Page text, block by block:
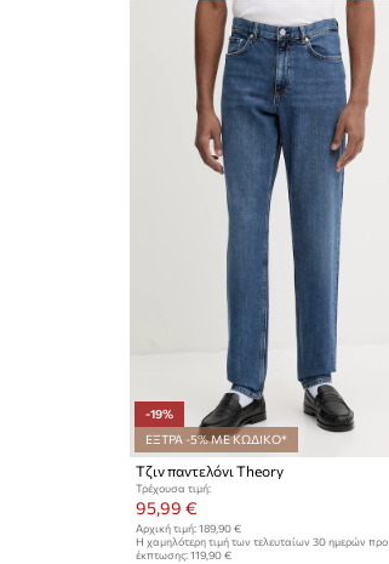
-19%
ΕΞΤΡΑ -5% ΜΕ ΚΩΔΙΚΟ*
Τζιν παντελόνι Theory
Τρέχουσα τιμή:
95,99 €
Αρχική τιμή: 189,90 €
Η χαμηλότερη τιμή των τελευταίων 30 ημερών προ
έκπτωσης: 119,90 €